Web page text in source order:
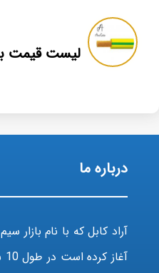
درباره ما
آراد کابل که با نام بازار